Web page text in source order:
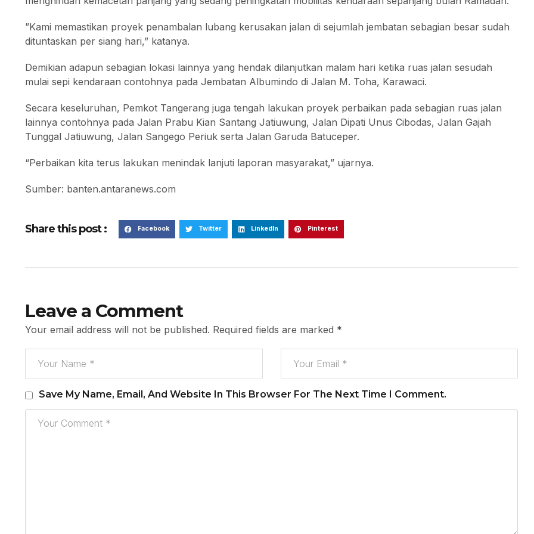
”Kami memastikan proyek penambalan lubang kerusakan jalan di sejumlah jembatan sebagian besar sudah
dituntaskan per siang hari,” katanya.
Demikian adapun sebagian lokasi lainnya yang hendak dilanjutkan malam hari ketika ruas jalan sesudah
mulai sepi kendaraan contohnya pada Jembatan Albumindo di Jalan M. Toha, Karawaci.
Secara keseluruhan, Pemkot Tangerang juga tengah lakukan proyek perbaikan pada sebagian ruas jalan
lainnya contohnya pada Jalan Prabu Kian Santang Jatiuwung, Jalan Dipati Unus Cibodas, Jalan Gajah
Tunggal Jatiuwung, Jalan Sangego Periuk serta Jalan Garuda Batuceper.
“Perbaikan kita terus lakukan menindak lanjuti laporan masyarakat,” ujarnya.
Sumber: banten.antaranews.com
Share this post : Facebook Twitter LinkedIn Pinterest
Leave a Comment
Your email address will not be published. Required fields are marked *
Save My Name, Email, And Website In This Browser For The Next Time I Comment.